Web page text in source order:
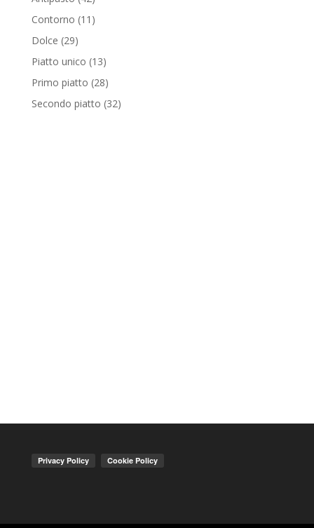
Contorno (11)
Dolce (29)
Piatto unico (13)
Primo piatto (28)
Secondo piatto (32)